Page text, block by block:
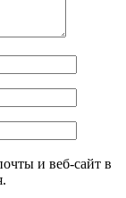
и веб-сайт в